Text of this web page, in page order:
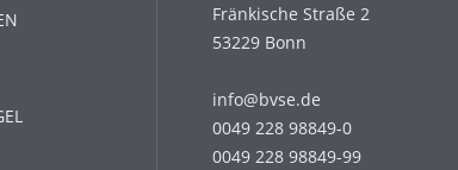
Fränkische Straße 2
53229 Bonn
info@bvse.de
0049 228 98849-0
0049 228 98849-99